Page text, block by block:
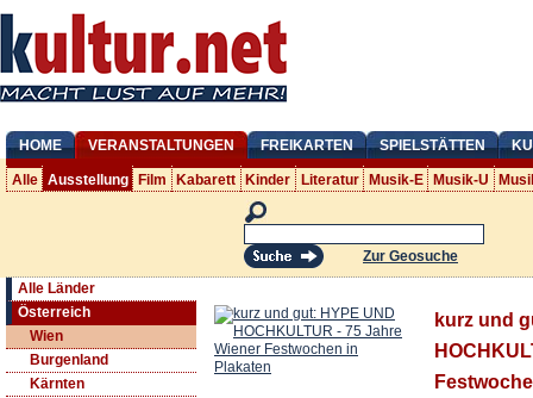
HOME VERANSTALTUNGEN FREIKARTEN SPIELSTÄTTEN
Alle Ausstellung Film Kabarett Kinder Literatur Musik-E Musik-U
Zur Geosuche
Alle Länder
Österreich
Wien
Burgenland
Kärnten
kurz und